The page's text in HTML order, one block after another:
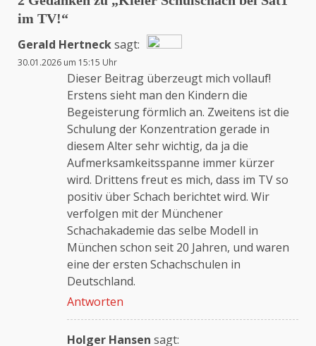
im TV!“
Gerald Hertnecksagt:
Das „Echte-Person“-Abzeichen!
Anti-Spam von CleanTalk
30.01.2026 um 15:15 Uhr
Dieser Beitrag überzeugt mich vollauf!
Erstens sieht man den Kindern die
Begeisterung förmlich an. Zweitens ist die
Schulung der Konzentration gerade in
diesem Alter sehr wichtig, da ja die
Aufmerksamkeitsspanne immer kürzer
wird. Drittens freut es mich, dass im TV so
positiv über Schach berichtet wird. Wir
verfolgen mit der Münchener
Schachakademie das selbe Modell in
München schon seit 20 Jahren, und waren
eine der ersten Schachschulen in
Deutschland.
Antworten
Holger Hansen sagt: